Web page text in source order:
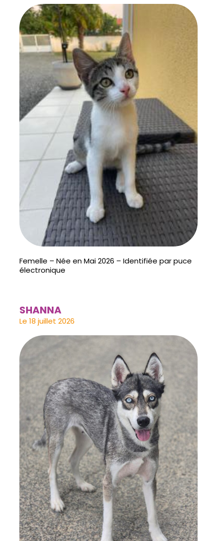
Femelle – Née en Mai 2026 – Identifiée par puce
électronique
SHANNA
Le 18 juillet 2026